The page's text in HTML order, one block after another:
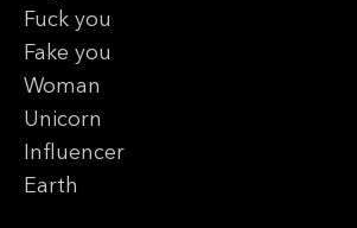
Fuck you
Fake you
Woman
Unicorn
Influencer
Earth